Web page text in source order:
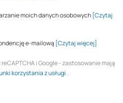
moich danych osobowych[Czytaj
e-mailową [Czytaj więcej]
i Google - zastosowanie mają
korzystania z usługi .